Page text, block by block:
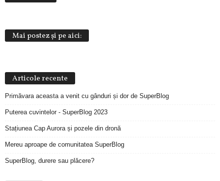
Mai postez și pe aici:
Articole recente
Primăvara aceasta a venit cu gânduri și dor de SuperBlog
Puterea cuvintelor - SuperBlog 2023
Stațiunea Cap Aurora și pozele din dronă
Mereu aproape de comunitatea SuperBlog
SuperBlog, durere sau plăcere?